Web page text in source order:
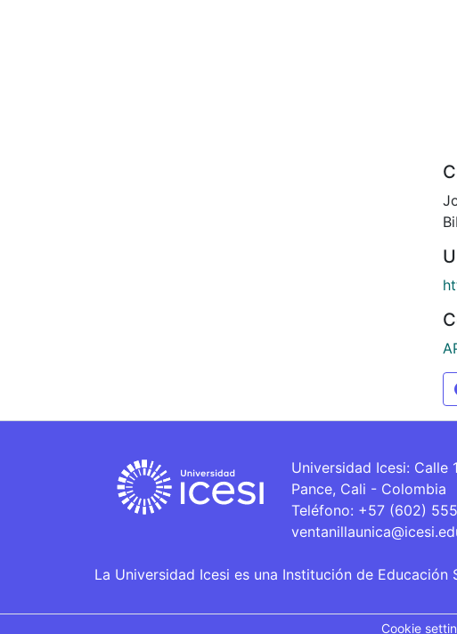
Universidad Icesi: Calle
Pance, Cali - Colombia
Teléfono: +57 (602)
La Universidad Icesi es una Institución de
Cookie